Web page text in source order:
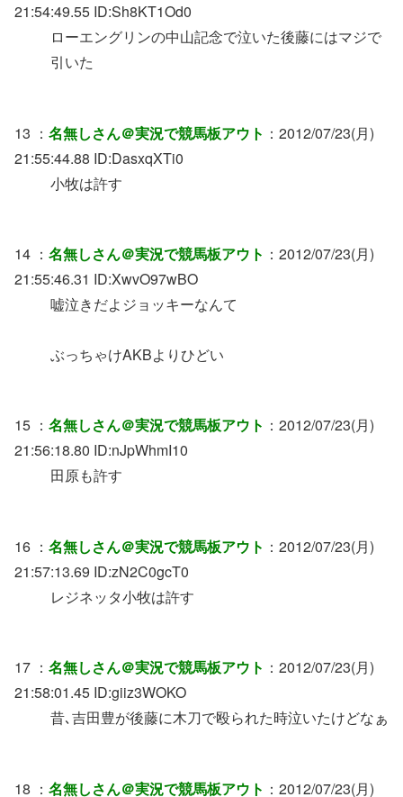
21:54:49.55 ID:Sh8KT1Od0
ローエングリンの中山記念で泣いた後藤にはマジで
引いた
13 ： 名無しさん＠実況で競馬板アウト ：2012/07/23(月)
21:55:44.88 ID:DasxqXTi0
小牧は許す
14 ： 名無しさん＠実況で競馬板アウト ：2012/07/23(月)
21:55:46.31 ID:XwvO97wBO
嘘泣きだよジョッキーなんて
ぶっちゃけAKBよりひどい
15 ： 名無しさん＠実況で競馬板アウト ：2012/07/23(月)
21:56:18.80 ID:nJpWhmI10
田原も許す
16 ： 名無しさん＠実況で競馬板アウト ：2012/07/23(月)
21:57:13.69 ID:zN2C0gcT0
レジネッタ小牧は許す
17 ： 名無しさん＠実況で競馬板アウト ：2012/07/23(月)
21:58:01.45 ID:giiz3WOKO
昔､吉田豊が後藤に木刀で殴られた時泣いたけどなぁ
18 ： 名無しさん＠実況で競馬板アウト ：2012/07/23(月)